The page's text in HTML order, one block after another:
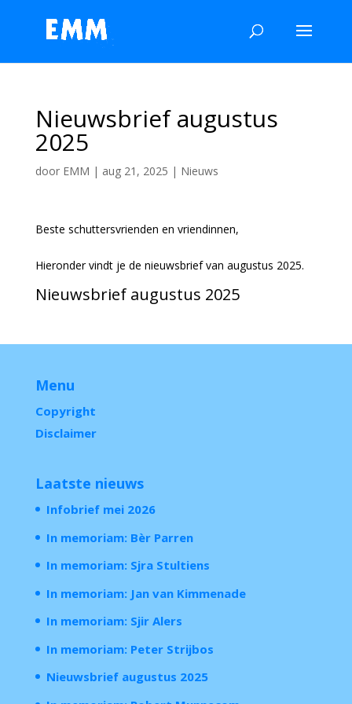
Nieuwsbrief augustus
2025
door EMM | aug 21, 2025 | Nieuws
Beste schuttersvrienden en vriendinnen,
Hieronder vindt je de nieuwsbrief van augustus 2025.
Nieuwsbrief augustus 2025
Menu
Copyright
Disclaimer
Laatste nieuws
Infobrief mei 2026
In memoriam: Bèr Parren
In memoriam: Sjra Stultiens
In memoriam: Jan van Kimmenade
In memoriam: Sjir Alers
In memoriam: Peter Strijbos
Nieuwsbrief augustus 2025